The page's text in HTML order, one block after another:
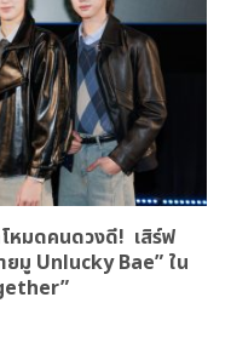
หมดคนดวงดี! เสิร์ฟ
มู Unlucky Bae” ใน